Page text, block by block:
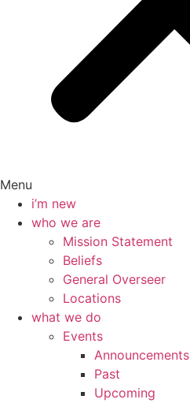
Menu
i’m new
who we are
Mission Statement
Beliefs
General Overseer
Locations
what we do
Events
Announcements
Past
Upcoming